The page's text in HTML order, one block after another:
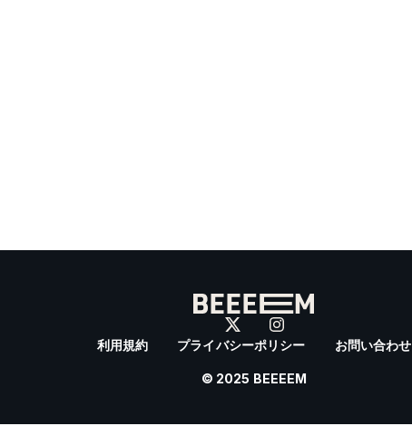
利用規約 プライバシーポリシー お問い合わせ
© 2025 BEEEEM